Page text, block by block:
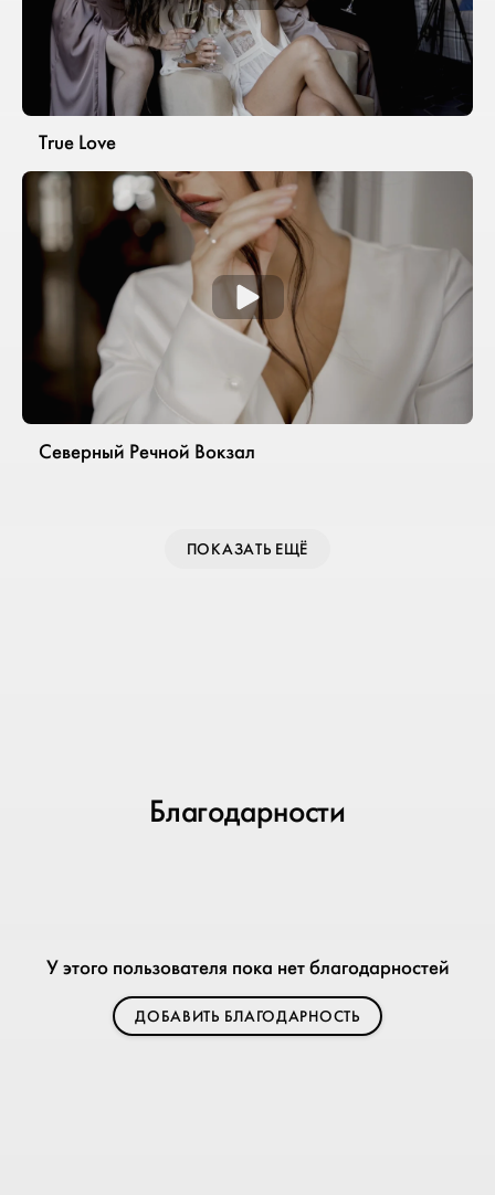
True Love
Северный Речной Вокзал
ПОКАЗАТЬ ЕЩЁ
Благодарности
У этого пользователя пока нет благодарностей
ДОБАВИТЬ БЛАГОДАРНОСТЬ